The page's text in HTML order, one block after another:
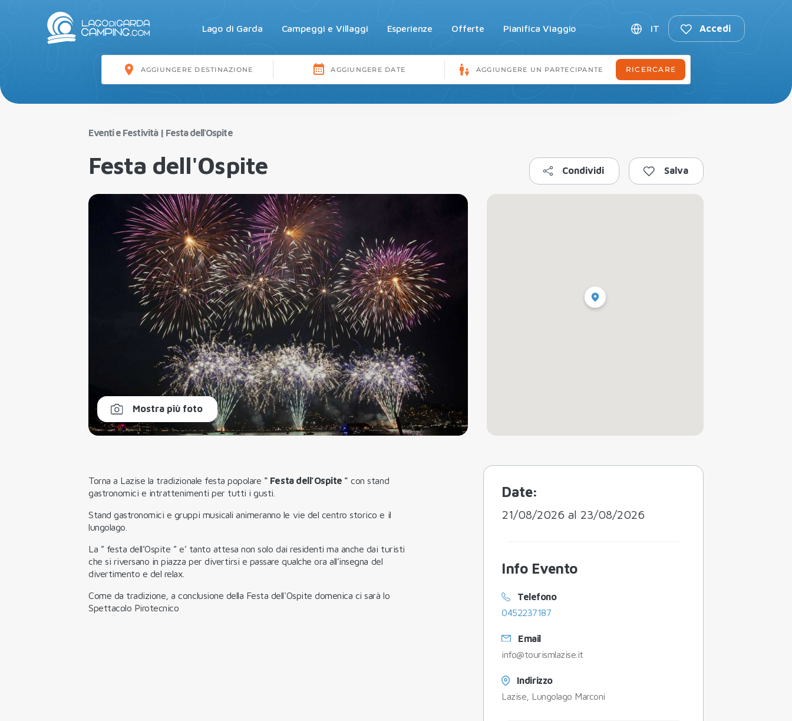
Lago di Garda Campeggi e Villaggi Esperienze Offerte Pianifica Viaggio IT Accedi
Eventi e Festività| Festa dell'Ospite
Festa dell'Ospite Condividi Salva
Mostra più foto
Torna a Lazise la tradizionale festa popolare " Festa dell’Ospite " con stand
gastronomici e intrattenimenti per tutti i gusti.
Stand gastronomici e gruppi musicali animeranno le vie del centro storico e il
lungolago.
La ” festa dell’Ospite ” e’ tanto attesa non solo dai residenti ma anche dai turisti
che si riversano in piazza per divertirsi e passare qualche ora all’insegna del
divertimento e del relax.
Come da tradizione, a conclusione della Festa dell'Ospite domenica ci sarà lo
Spettacolo Pirotecnico
Date:
21/08/2026 al 23/08/2026
Info Evento
Telefono
0452237187
Email
info@tourismlazise.it
Indirizzo
Lazise, Lungolago Marconi